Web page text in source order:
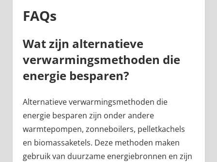
FAQs
Wat zijn alternatieve
verwarmingsmethoden die
energie besparen?
Alternatieve verwarmingsmethoden die
energie besparen zijn onder andere
warmtepompen, zonneboilers, pelletkachels
en biomassaketels. Deze methoden maken
gebruik van duurzame energiebronnen en zijn